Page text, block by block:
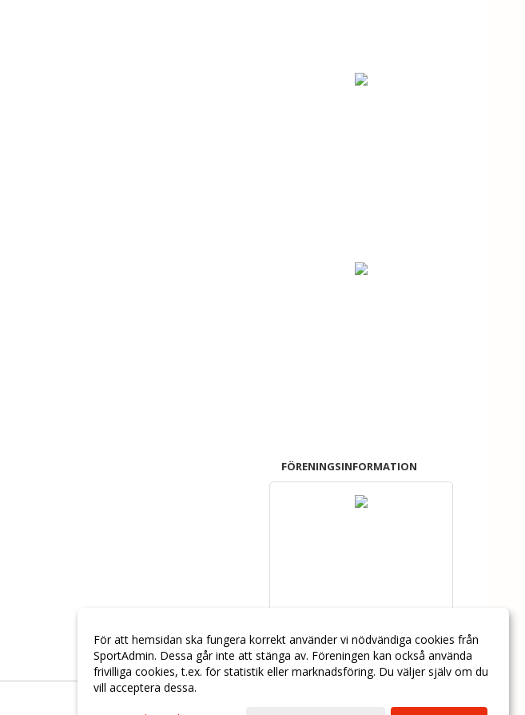
FÖRENINGSINFORMATION
För att hemsidan ska fungera korrekt använder vi nödvändiga cookies från
SportAdmin. Dessa går inte att stänga av. Föreningen kan också använda
frivilliga cookies, t.ex. för statistik eller marknadsföring. Du väljer själv om du
vill acceptera dessa.